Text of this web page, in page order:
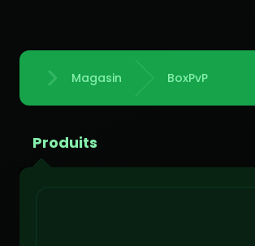
AccueilMagasin BoxPvP
Produits